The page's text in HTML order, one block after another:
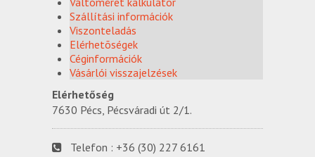
Szállítási információk
Viszonteladás
Elérhetõségek
Céginformációk
Vásárlói visszajelzések
Elérhetőség
7630 Pécs, Pécsváradi út 2/1.
Telefon : +36 (30) 227 6161